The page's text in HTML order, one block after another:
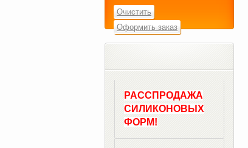
Очистить
Оформить заказ
РАССПРОДАЖА
СИЛИКОНОВЫХ
ФОРМ!